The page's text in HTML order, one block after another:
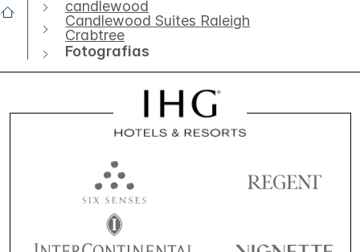
candlewood
Candlewood Suites Raleigh
Crabtree
Fotografias